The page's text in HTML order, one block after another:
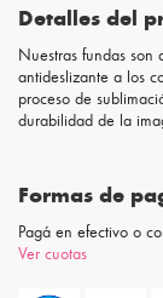
Detalles del
Nuestras fundas son
antideslizante a los
proceso de
durabilidad de la
Formas de
Pagá en efectivo o
Ver cuotas